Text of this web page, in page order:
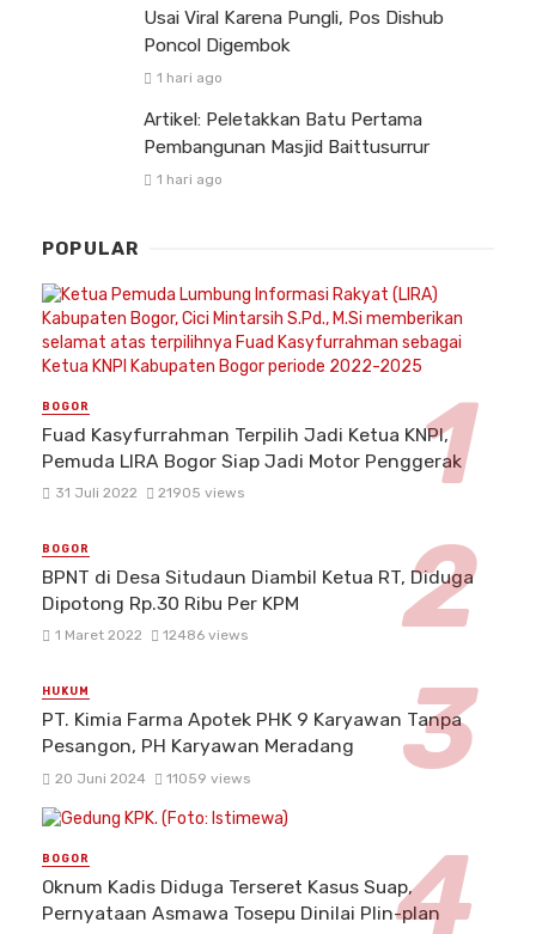
Usai Viral Karena Pungli, Pos Dishub
Poncol Digembok
1 hari ago
Artikel: Peletakkan Batu Pertama
Pembangunan Masjid Baittusurrur
1 hari ago
POPULAR
BOGOR
Fuad Kasyfurrahman Terpilih Jadi Ketua KNPI,
Pemuda LIRA Bogor Siap Jadi Motor Penggerak
31 Juli 2022 21905 views
BOGOR
BPNT di Desa Situdaun Diambil Ketua RT, Diduga
Dipotong Rp.30 Ribu Per KPM
1 Maret 2022 12486 views
HUKUM
PT. Kimia Farma Apotek PHK 9 Karyawan Tanpa
Pesangon, PH Karyawan Meradang
20 Juni 2024 11059 views
BOGOR
Oknum Kadis Diduga Terseret Kasus Suap,
Pernyataan Asmawa Tosepu Dinilai Plin-plan